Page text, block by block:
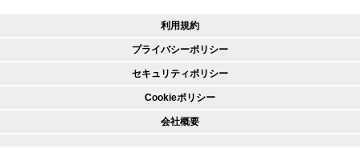
利用規約
プライバシーポリシー
セキュリティポリシー
Cookieポリシー
会社概要